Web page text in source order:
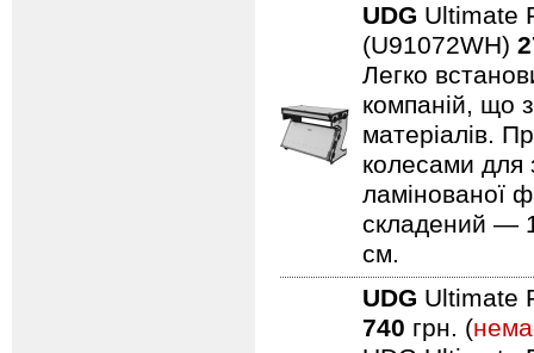
UDG Ultimate
(U91072WH)
Легко
компаній, що
матеріалів.
колесами для
ламінованої
складений —
см.
UDG Ultimate
740 грн. (